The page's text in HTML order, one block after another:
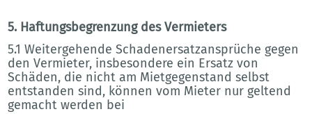
5. Haftungsbegrenzung des Vermieters
5.1 Weitergehende Schadenersatzansprüche gegen
den Vermieter, insbesondere ein Ersatz von
Schäden, die nicht am Mietgegenstand selbst
entstanden sind, können vom Mieter nur geltend
gemacht werden bei